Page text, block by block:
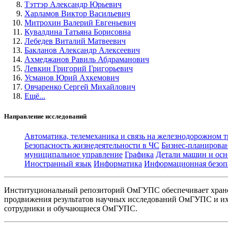
Тэттэр Александр Юрьевич
Харламов Виктор Васильевич
Митрохин Валерий Евгеньевич
Кувалдина Татьяна Борисовна
Лебедев Виталий Матвеевич
Бакланов Александр Алексеевич
Ахмеджанов Равиль Абдраманович
Левкин Григорий Григорьевич
Усманов Юрий Ахкемович
Овчаренко Сергей Михайлович
Ещё...
Направление исследований
Автоматика, телемеханика и связь на железнодорожном
Безопасность жизнедеятельности в ЧС Бизнес-
муниципальное управление Графика Детали машин и
Иностранный язык Информатика Информационная
Институциональный репозиторий ОмГУПС обеспечивает
продвижения результатов научных исследований ОмГУПС и
сотрудники и обучающиеся ОмГУПС.